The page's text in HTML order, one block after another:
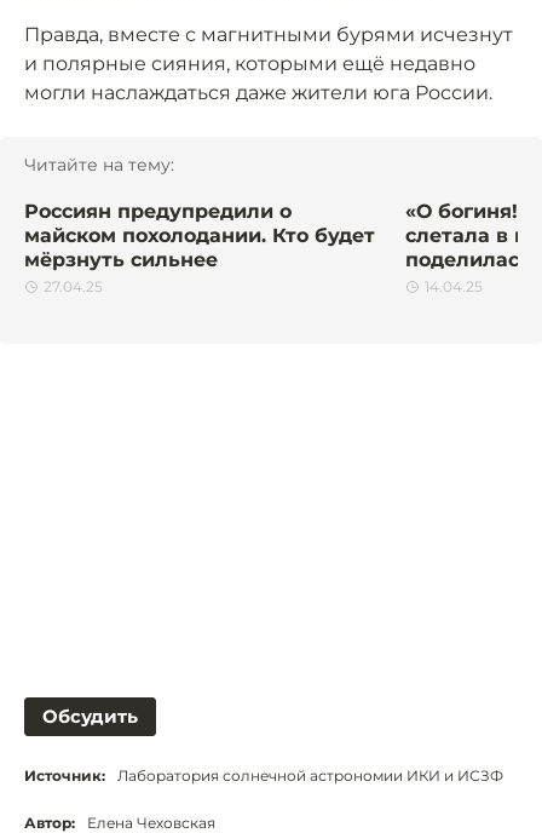
Правда, вместе с магнитными бурями исчезнут
и полярные сияния, которыми ещё недавно
могли наслаждаться даже жители юга России.
Читайте на тему:
Россиян предупредили о
майском похолодании. Кто будет
мёрзнуть сильнее
27.04.25
«О
слетала в
поделилась
14.04.25
Обсудить
Источник: Лаборатория солнечной астрономии ИКИ и ИСЗФ
Автор: Елена Чеховская